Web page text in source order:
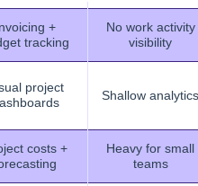
+
tracking
No work activity
visibility
project
Shallow
costs +
Heavy for small
teams